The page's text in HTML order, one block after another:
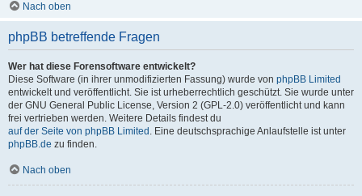
Nach oben
phpBB betreffende Fragen
Wer hat diese Forensoftware entwickelt?
Diese Software (in ihrer unmodifizierten Fassung) wurde von phpBB Limited
entwickelt und veröffentlicht. Sie ist urheberrechtlich geschützt. Sie wurde unter
der GNU General Public License, Version 2 (GPL-2.0) veröffentlicht und kann
frei vertrieben werden. Weitere Details findest du
auf der Seite von phpBB Limited . Eine deutschsprachige Anlaufstelle ist unter
phpBB.de zu finden.
Nach oben